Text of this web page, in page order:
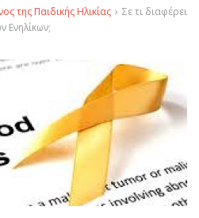
της Παιδικής Ηλικίας › Σε τι διαφέρει
Ενηλίκων;